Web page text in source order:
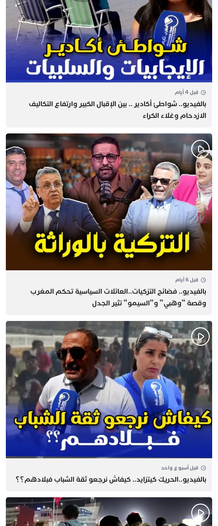
قبل 4 أيام
بالفيديو.. شواطئ أكادير .. بين الإقبال الكبير وارتفاع التكاليف
الازدحام وغلاء الكراء
قبل 6 أيام
بالفيديو.. فضائح التزكيات..العائلات السياسية تحكم المغرب
وقصة “وهبي” و”السيمو” تثير الجدل
قبل أسبوع واحد
بالفيديو..الحريك كيتزايد.. كيفاش نرجعو ثقة الشباب فبلادهم؟؟